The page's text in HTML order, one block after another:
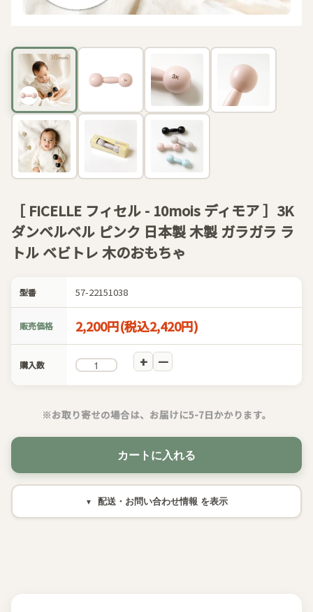
［ FICELLE フィセル - 10mois ディモア ］3K
ダンベルベル ピンク 日本製 木製 ガラガラ ラ
トル ベビトレ 木のおもちゃ
型番 57-22151038
販売価格 2,200円(税込2,420円)
購入数
※お取り寄せの場合は、お届けに5-7日かかります。
カートに入れる
配送・お問い合わせ情報